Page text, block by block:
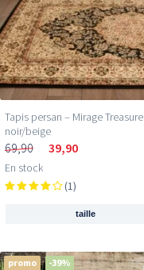
Tapis persan – Mirage Treasure
noir/beige
69,90 39,90
En stock
(1)
taille
promo -39%